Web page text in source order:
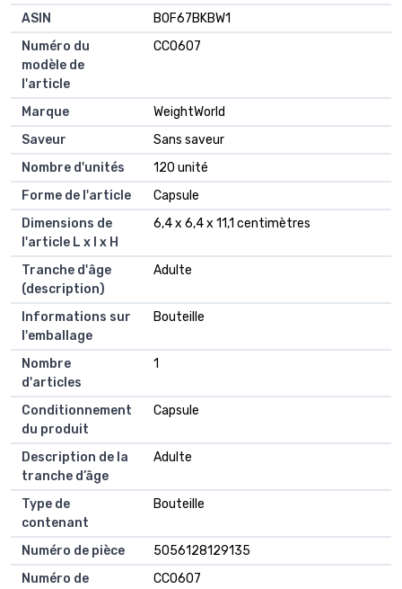
ASIN
B0F67BKBW1
Numéro du
modèle de
l'article
CC0607
Marque
WeightWorld
Saveur
Sans saveur
Nombre d'unités
120 unité
Forme de l'article
Capsule
Dimensions de
l'article L x l x H
6,4 x 6,4 x 11,1 centimètres
Tranche d'âge
(description)
Adulte
Informations sur
l'emballage
Bouteille
Nombre
d'articles
1
Conditionnement
du produit
Capsule
Description de la
tranche d’âge
Adulte
Type de
contenant
Bouteille
Numéro de pièce
5056128129135
Numéro de
CC0607